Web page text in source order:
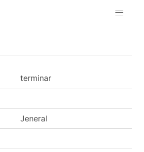
terminar
Jeneral